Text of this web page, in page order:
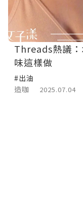
Threads熱議
味這樣做
#出油
造咖
2025.07.04